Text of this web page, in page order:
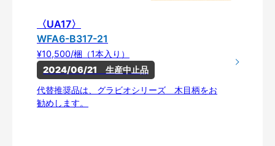
〈UA17〉
WFA6-B317-21
¥10,500/梱（1本入り）
2024/06/21　生産中止品
代替推奨品は、グラビオシリーズ 木目柄をお
勧めします。